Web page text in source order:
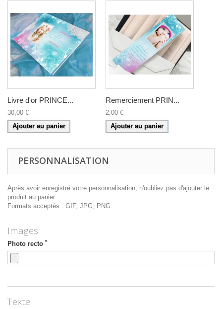
Livre d'or PRINCE...
30,00 €
Ajouter au panier
Remerciement PRIN...
2,00 €
Ajouter au panier
PERSONNALISATION
Après avoir enregistré votre personnalisation, n'oubliez pas d'ajouter le
produit au panier.
Formats acceptés : GIF, JPG, PNG
Images
Photo recto *
Texte